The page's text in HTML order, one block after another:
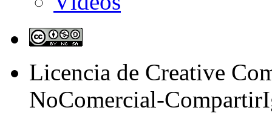
Licencia de Creative
NoComercial-